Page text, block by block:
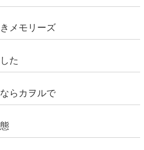
メモリーズ
た
らカヲルで